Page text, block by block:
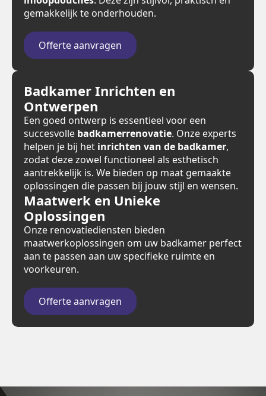
gemakkelijk te onderhouden.
Offerte aanvragen
Badkamer Inrichten en
Ontwerpen
Een goed ontwerp is essentieel voor een
succesvolle badkamerrenovatie. Onze experts
helpen je bij het inrichten van de badkamer,
zodat deze zowel functioneel als esthetisch
aantrekkelijk is. We bieden op maat gemaakte
oplossingen die passen bij jouw stijl en wensen.
Maatwerk en Unieke
Oplossingen
Onze renovatiediensten bieden
maatwerkoplossingen om uw badkamer perfect
aan te passen aan uw specifieke ruimte en
voorkeuren.
Offerte aanvragen